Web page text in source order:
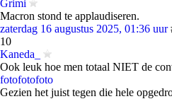
Grimi
Macron stond te applaudiseren.
zaterdag 16 augustus 2025, 01:36 uur
10
Kaneda_
Ook leuk hoe men totaal NIET de
fotofotofoto
Gezien het juist tegen die hele